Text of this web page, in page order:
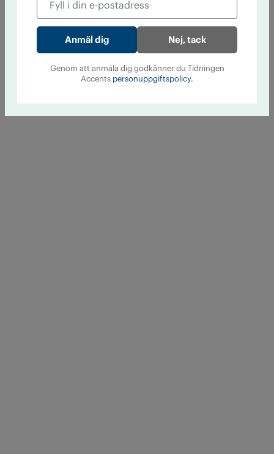
Nej, tack
Genom att anmäla dig godkänner du Tidningen
Accents personuppgiftspolicy.